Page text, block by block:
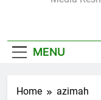
MENU
Home azimah